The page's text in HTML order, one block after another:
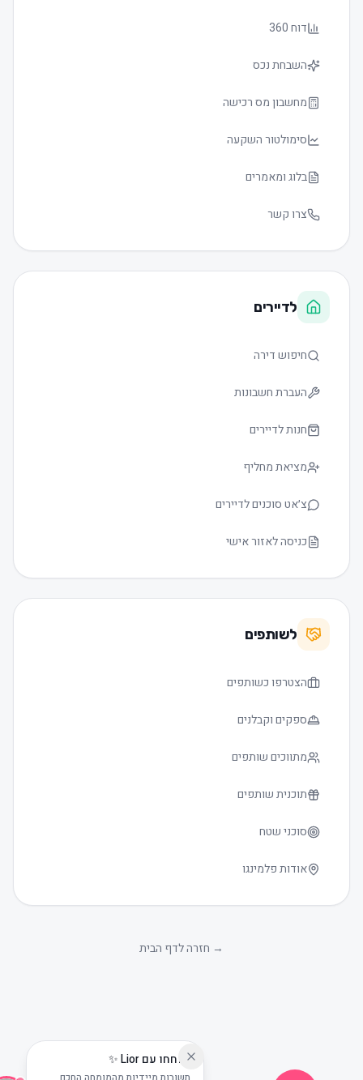
גודל טקסט
שוחחו עם Lior ✨
דוח 360
השבחת נכס
מחשבון מס רכישה
סימולטור השקעה
בלוג ומאמרים
צרו קשר
לדיירים
חיפוש דירה
העברת חשבונות
חנות לדיירים
מציאת מחליף
צ׳אט סוכנים לדיירים
כניסה לאזור אישי
לשותפים
הצטרפו כשותפים
ספקים וקבלנים
מתווכים שותפים
תוכנית שותפים
סוכני שטח
אודות פלמינגו
חזרה לדף הבית